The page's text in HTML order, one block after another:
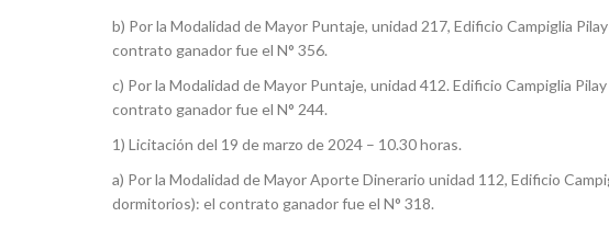
b) Por la Modalidad de Mayor Puntaje, unidad 217, Edificio Campiglia
contrato ganador fue el N° 356.
c) Por la Modalidad de Mayor Puntaje, unidad 412. Edificio Campiglia
contrato ganador fue el N° 244.
1) Licitación del 19 de marzo de 2024 – 10.30 horas.
a) Por la Modalidad de Mayor Aporte Dinerario unidad 112, Edificio
dormitorios): el contrato ganador fue el N° 318.